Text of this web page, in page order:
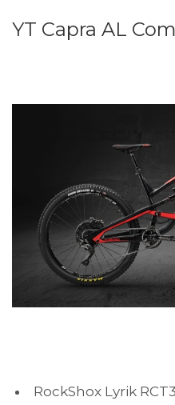
YT Capra AL
RockShox Lyrik RCT3